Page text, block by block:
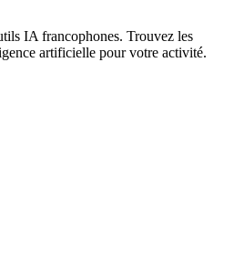
IA francophones. Trouvez les
artificielle pour votre activité.